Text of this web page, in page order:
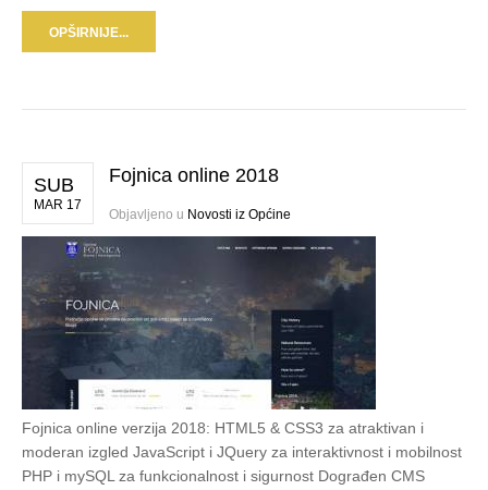
OPŠIRNIJE...
SUB
MAR 17
Fojnica online 2018
Objavljeno u Novosti iz Općine
Fojnica online verzija 2018: HTML5 & CSS3 za atraktivan i
moderan izgled JavaScript i JQuery za interaktivnost i mobilnost
PHP i mySQL za funkcionalnost i sigurnost Dograđen CMS